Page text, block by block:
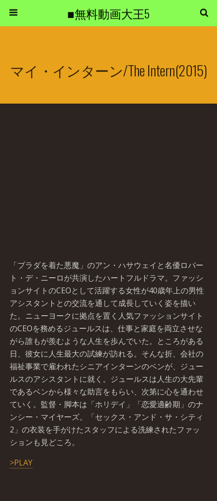
■無料動画大王5
マイ・インターン/The Intern(2015)
「プラダを着た悪魔」のアン・ハサウェイと名優ロバー
ト・デ・ニーロが共演したハートフルドラマ。ファッシ
ョンサイトのCEOとして活躍する女性が40歳年上の男性
アシスタントとの交流を通して成長していく姿を描い
た。ニューヨークに拠点を置く人気ファッションサイト
のCEOを務めるジュールスは、仕事と家庭を両立させな
がら誰もが羨むような人生を歩んでいた。ところがある
日、彼女に人生最大の試練が訪れる。そんな折、会社の
福祉事業で雇われたシニアインターンのベンが、ジュー
ルスのアシスタントに就く。ジュールスは人生の大先輩
であるベンから様々な助言をもらい、次第に心を通わせ
ていく。監督・脚本は「ホリデイ」「恋愛適齢期」のナ
ンシー・マイヤーズ。「セックス・アンド・サ・シティ
2」の衣装を手がけたスタッフによる洗練されたファッ
ションも見どころ。
>PLAY